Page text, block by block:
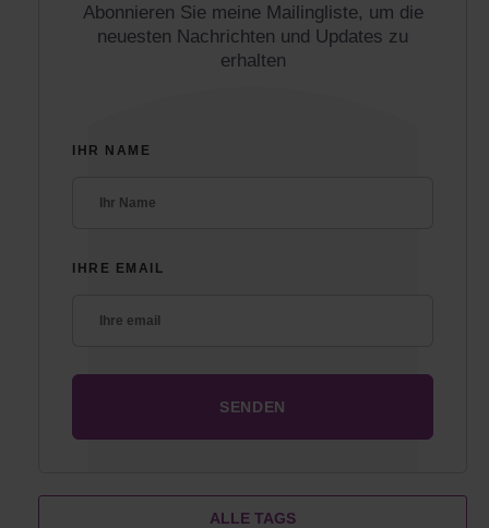
Abonnieren Sie meine Mailingliste, um die
neuesten Nachrichten und Updates zu
erhalten
IHR NAME
IHRE EMAIL
ALLE TAGS